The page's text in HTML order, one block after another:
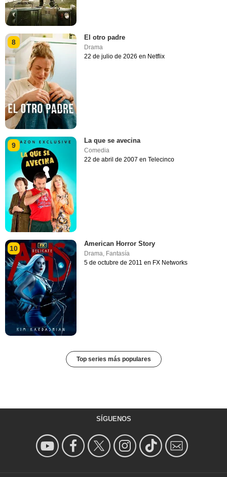
8
El otro padre
Drama
22 de julio de 2026 en Netflix
9
La que se avecina
Comedia
22 de abril de 2007 en Telecinco
10
American Horror Story
Drama, Fantasía
5 de octubre de 2011 en FX Networks
Top series más populares
SÍGUENOS